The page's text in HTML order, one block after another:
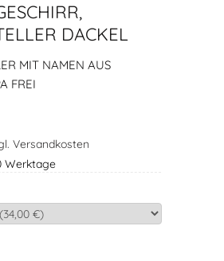
DACKEL
MIT NAMEN AUS
FREI
Versandkosten
Werktage